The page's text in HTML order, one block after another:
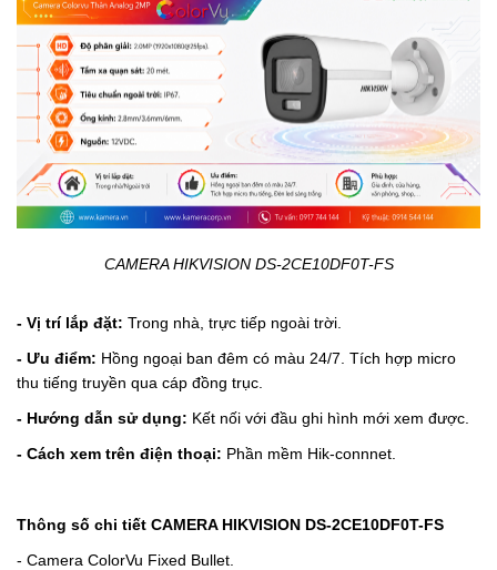
CAMERA HIKVISION DS-2CE10DF0T-FS
- Vị trí lắp đặt: Trong nhà, trực tiếp ngoài trời.
- Ưu điểm: Hồng ngoại ban đêm có màu 24/7. Tích hợp micro
thu tiếng truyền qua cáp đồng trục.
- Hướng dẫn sử dụng: Kết nối với đầu ghi hình mới xem được.
- Cách xem trên điện thoại: Phần mềm Hik-connnet.
Thông số chi tiết CAMERA HIKVISION DS-2CE10DF0T-FS
- Camera ColorVu Fixed Bullet.